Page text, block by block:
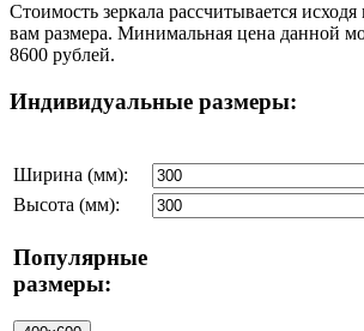
Стоимость зеркала рассчитывается
вам размера. Минимальная цена данной
8600 рублей.
Индивидуальные размеры:
Ширина (мм):
Высота (мм):
Популярные
размеры: